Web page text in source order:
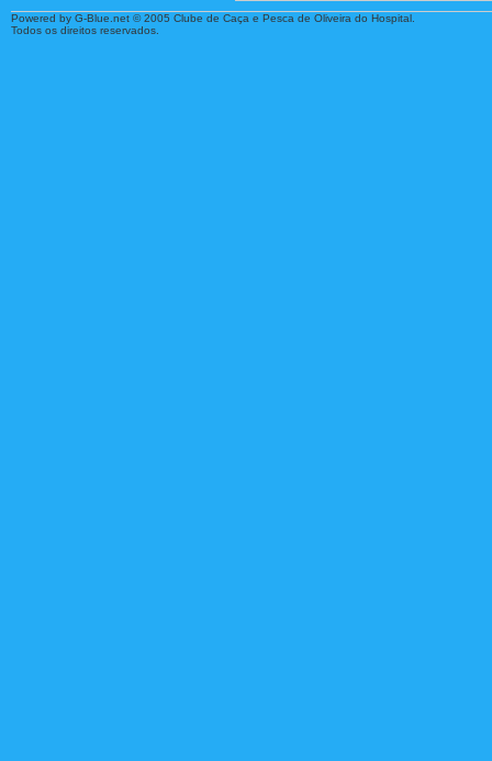
Powered by G-Blue.net © 2005 Clube de Caça e Pesca de Oliveira do Hospital.
Todos os direitos reservados.